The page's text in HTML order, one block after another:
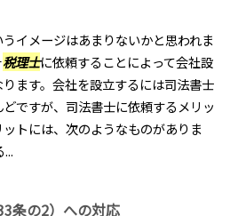
イメージはあまりないかと思われま
税理士に依頼することによって会社設
ます。会社を設立するには司法書士
ですが、司法書士に依頼するメリッ
トには、次のようなものがありま
条の2）への対応